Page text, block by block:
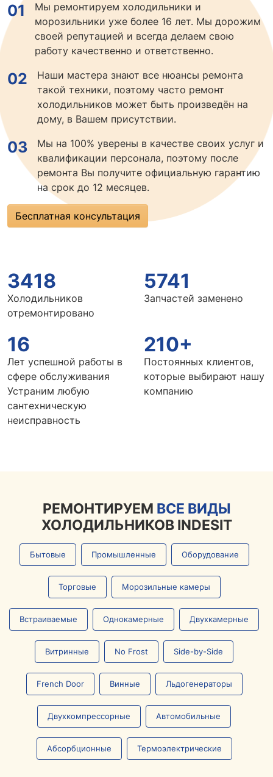
01
Мы ремонтируем холодильники и
морозильники уже более 16 лет. Мы дорожим
своей репутацией и всегда делаем свою
работу качественно и ответственно.
02
Наши мастера знают все нюансы ремонта
такой техники, поэтому часто ремонт
холодильников может быть произведён на
дому, в Вашем присутствии.
03
Мы на 100% уверены в качестве своих услуг и
квалификации персонала, поэтому после
ремонта Вы получите официальную гарантию
на срок до 12 месяцев.
Бесплатная консультация
3418
Холодильников
отремонтировано
5741
Запчастей заменено
16
Лет успешной работы в
сфере обслуживания
Устраним любую
сантехническую
неисправность
210+
Постоянных клиентов,
которые выбирают нашу
компанию
РЕМОНТИРУЕМ ВСЕ ВИДЫ
ХОЛОДИЛЬНИКОВ INDESIT
Бытовые Промышленные Оборудование
Торговые Морозильные камеры
Встраиваемые Однокамерные Двухкамерные
Витринные No Frost Side-by-Side
French Door Винные Льдогенераторы
Двухкомпрессорные Автомобильные
Абсорбционные Термоэлектрические